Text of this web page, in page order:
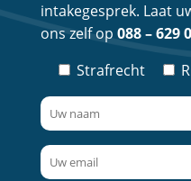
intakegesprek. Laat
ons zelf op 088 – 629
Strafrecht